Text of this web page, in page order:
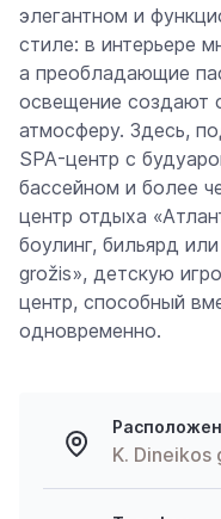
элегантном и
стиле: в интерьере
а преобладающие
освещение создают
атмосферу. Здесь,
SPA-центр с
бассейном и более
центр отдыха
боулинг, бильярд
grožis», детскую
центр, способный
одновременно.
K. Dineikos